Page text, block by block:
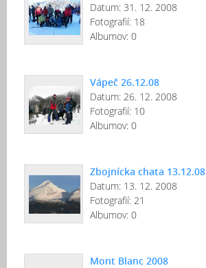
Datum: 31. 12. 2008
Fotografií: 18
Albumov: 0
Vápeč 26.12.08
Datum: 26. 12. 2008
Fotografií: 10
Albumov: 0
Zbojnícka chata 13.12.08
Datum: 13. 12. 2008
Fotografií: 21
Albumov: 0
Mont Blanc 2008